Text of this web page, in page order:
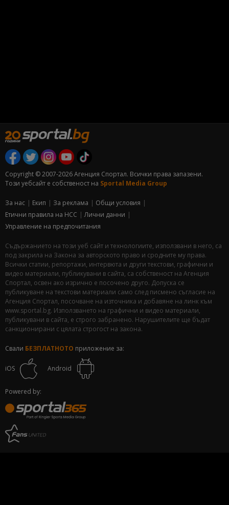
Copyright © 2007-2026 Агенция Спортал. Всички права запазени.
Този уебсайт е собственост на Sportal Media Group
За нас Екип За рекламa
Общи условия
Етични правила на НСС
Лични данни
Управление на предпочитания
Съдържанието на този уеб сайт и технологиите, използвани в него, са
под закрила на Закона за авторското право и сродните му права.
Всички статии, репортажи, интервюта и други текстови, графични и
видео материали, публикувани в сайта, са собственост на Агенция
Спортал, освен ако изрично е посочено друго. Допуска се
публикуване на текстови материали само след писмено съгласие на
Агенция Спортал, посочване на източника и добавяне на линк към
www.sportal.bg. Използването на графични и видео материали,
публикувани в сайта, е строго забранено. Нарушителите ще бъдат
санкционирани с цялата строгост на закона.
Свали БЕЗПЛАТНОТО приложение за:
iOS Android
Powered by: